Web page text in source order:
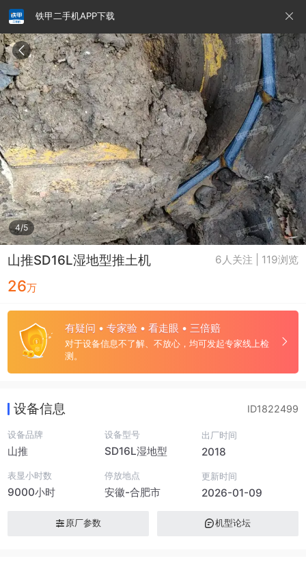
铁甲二手机APP下载
4/5
山推SD16L湿地型推土机 6人关注 | 119浏览
26万
有疑问 • 专家验 • 看走眼 • 三倍赔
对于设备信息不了解、不放心，均可发起专家线上检
测。
请输入手机号
提
交
即
表
示
您
同
意
《隐
私
政
策》
设备信息 ID1822499
设备品牌
山推
设备型号
SD16L湿地型
出厂时间
2018
表显小时数
9000小时
停放地点
安徽-合肥市
更新时间
2026-01-09
原厂参数 机型论坛
铁甲龙总部 4000099032 认证经纪人